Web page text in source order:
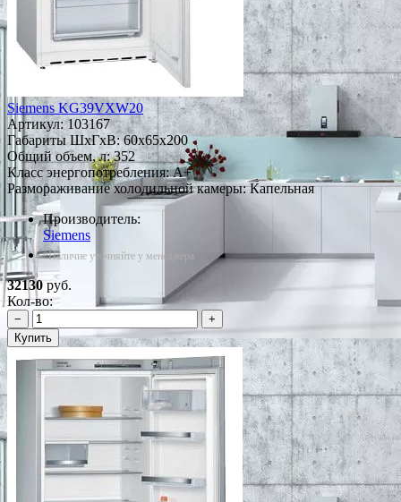
Siemens KG39VXW20
Артикул:103167
Габариты ШxГxВ: 60x65x200
Общий объем, л: 352
Класс энергопотребления: A+
Размораживание холодильной камеры: Капельная
Производитель:
Siemens
*Наличие уточняйте у менеджера
32130руб.
Кол-во:
−
+
Купить